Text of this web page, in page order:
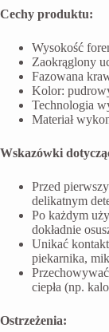
Cechy produktu:
Wysokość
Zaokrąglony
Fazowana
Kolor:
Technologia
Materiał
Wskazówki
Przed
delikatnym
Po każdym
dokładnie
Unikać
piekarnika,
ciepła (np.
Ostrzeżenia: